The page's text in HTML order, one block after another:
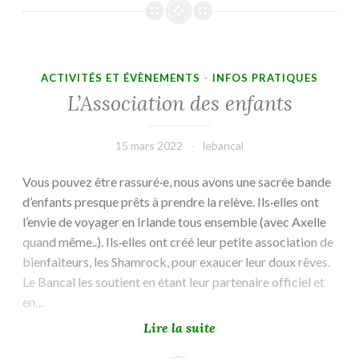
nouveaux
ACTIVITÉS ET ÉVÈNEMENTS · INFOS PRATIQUES
L’Association des enfants
15 mars 2022 lebancal
Vous pouvez être rassuré·e, nous avons une sacrée bande
d’enfants presque prêts à prendre la relève. Ils·elles ont
l’envie de voyager en Irlande tous ensemble (avec Axelle
quand même..). Ils·elles ont créé leur petite association de
bienfaiteurs, les Shamrock, pour exaucer leur doux rêves.
Le Bancal les soutient en étant leur partenaire officiel et
en…
Lire la suite